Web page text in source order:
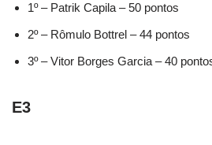
1º – Patrik Capila – 50 pontos
2º – Rômulo Bottrel – 44 pontos
3º – Vitor Borges Garcia – 40
E3